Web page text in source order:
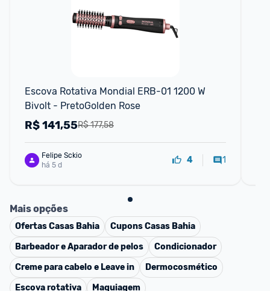
Escova Rotativa Mondial ERB-01 1200 W
Bivolt - PretoGolden Rose
R$ 177,58
R$141,55
Felipe Sckio
há 5 d
4 1
Mais opções
OfertasCasas Bahia CuponsCasas Bahia
Barbeador e Aparador de pelos
Condicionador
Creme para cabelo e Leave in
Dermocosmético
Escova rotativa
Maquiagem